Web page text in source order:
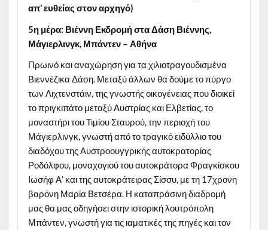
απ’ ευθείας στον αρχηγό)
5η μέρα: Βιέννη Εκδρομή στα Δάση Βιέννης,
Μάγιερλινγκ, Μπάντεν – Αθήνα
Πρωινό και αναχώρηση για τα χιλιοτραγουδισμένα
Βιεννέζικα Δάση. Μεταξύ άλλων θα δούμε το πύργο
των Λιχτενστάιν, της γνωστής οικογένειας που διοικεί
το πριγκιπάτο μεταξύ Αυστρίας και Ελβετίας, το
μοναστήρι του Τιμίου Σταυρού, την περιοχή του
Μάγιερλινγκ, γνωστή από το τραγικό ειδύλλιο του
διαδόχου της Αυστροουγγρικής αυτοκρατορίας
Ροδόλφου, μοναχογιού του αυτοκράτορα Φραγκίσκου
Ιωσήφ Α’ και της αυτοκράτειρας Σίσσυ, με τη 17χρονη
βαρόνη Μαρία Βετσέρα. Η καταπράσινη διαδρομή
μας θα μας οδηγήσει στην ιστορική λουτρόπολη
Μπάντεν, γνωστή για τις ιαματικές της πηγές και τον